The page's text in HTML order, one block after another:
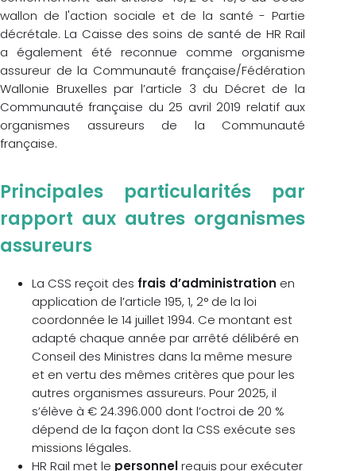
wallon de l'action sociale et de la santé - Partie
décrétale. La Caisse des soins de santé de HR Rail
a également été reconnue comme organisme
assureur de la Communauté française/Fédération
Wallonie Bruxelles par l’article 3 du Décret de la
Communauté française du 25 avril 2019 relatif aux
organismes assureurs de la Communauté
française.
Principales particularités par
rapport aux autres organismes
assureurs
La CSS reçoit des frais d’administration en
application de l’article 195, 1, 2° de la loi
coordonnée le 14 juillet 1994. Ce montant est
adapté chaque année par arrêté délibéré en
Conseil des Ministres dans la même mesure
et en vertu des mêmes critères que pour les
autres organismes assureurs. Pour 2025, il
s’élève à € 24.396.000 dont l’octroi de 20 %
dépend de la façon dont la CSS exécute ses
missions légales.
HR Rail met le personnelrequis pour exécuter